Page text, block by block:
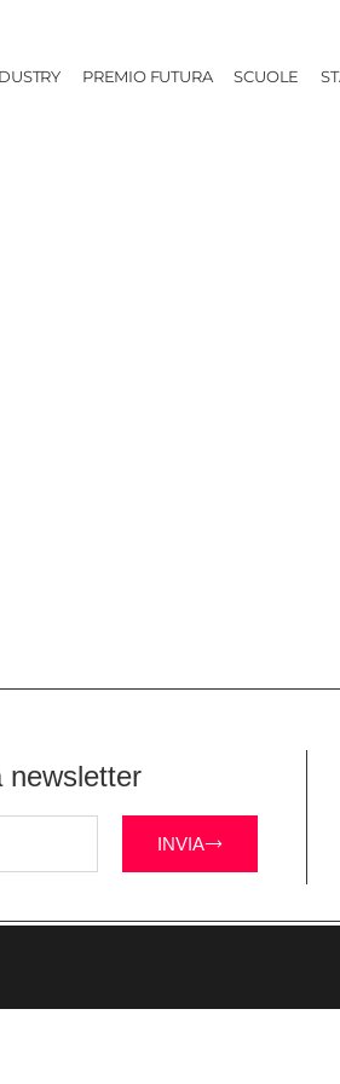
PREMIO FUTURA SCUOLE
newsletter
INVIA